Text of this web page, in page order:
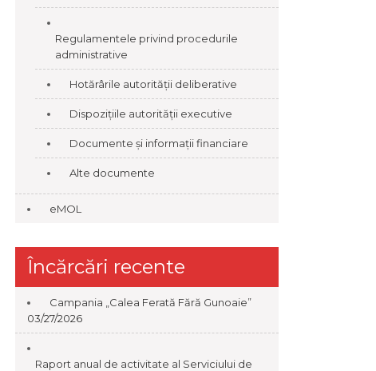
Regulamentele privind procedurile
administrative
Hotărârile autorității deliberative
Dispozițiile autorității executive
Documente și informații financiare
Alte documente
eMOL
Încărcări recente
Campania „Calea Ferată Fără Gunoaie”
03/27/2026
Raport anual de activitate al Serviciului de